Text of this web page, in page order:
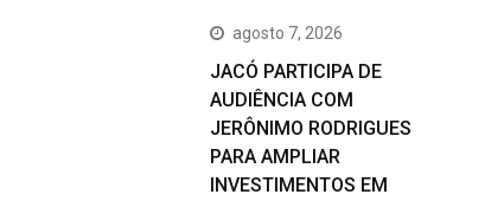
agosto 7, 2026
JACÓ PARTICIPA DE
AUDIÊNCIA COM
JERÔNIMO RODRIGUES
PARA AMPLIAR
INVESTIMENTOS EM